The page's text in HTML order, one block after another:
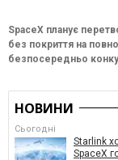
SpaceX планує
без покриття на
безпосередньо
НОВИНИ
Сьогодні
Starlink
SpaceX